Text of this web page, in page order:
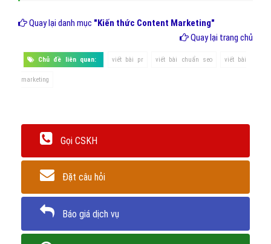
Quay lại danh mục "Kiến thức Content Marketing"
Quay lại trang chủ
Chủ đề liên quan: viết bài pr viết bài chuẩn seo viết bài
marketing
Gọi CSKH
Đặt câu hỏi
Báo giá dịch vụ